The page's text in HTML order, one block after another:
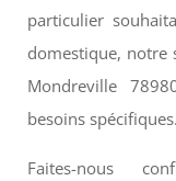
particulier
domestique, notre
Mondreville
besoins spécifiques.
Faites-nous